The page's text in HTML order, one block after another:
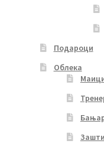
Подароци
Облека